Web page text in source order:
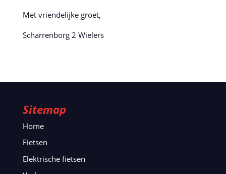
Met vriendelijke groet,
Scharrenborg 2 Wielers
Sitemap
Home
Fietsen
Elektrische fietsen